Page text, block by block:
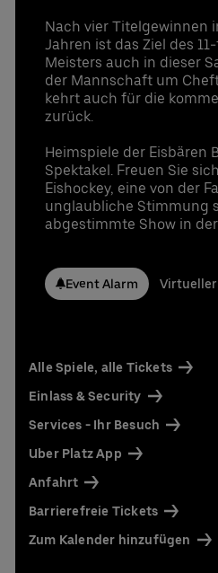
Nach vier Titelgewinnen
Jahren ist das Ziel des
Meisters auch in dieser
der Mannschaft um
kehrt auch für die
zurück.
Heimspiele der Eisbären
Spektakel. Freuen Sie
Eishockey, eine von der
unglaubliche Stimmung
abgestimmte Show in
Event Alarm Virtueller
Alle Spiele, alle Tickets
Einlass & Security
Services - Ihr Besuch
Uber Platz App
Anfahrt
Barrierefreie Tickets
Zum Kalender hinzufügen